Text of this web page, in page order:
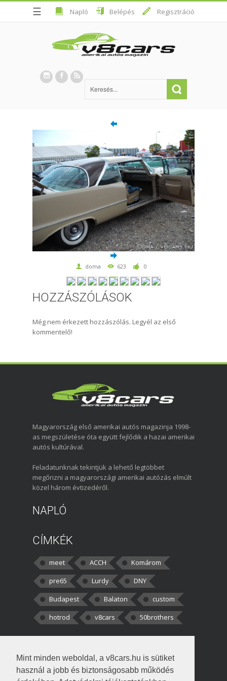
Mint minden weboldal, a v8cars.hu is sütiket
használ a jobb és biztonságosabb működés
☰ Napló Belépés Regisztráció
doma 623 0
HOZZÁSZÓLÁSOK
Még nem érkezett hozzászólás. Legyél az első
kommentelő!
Magyarország első amerikai autós magazinja 1998-
as megszületése óta együtt fejlődik a hazai amerikai
autós kultúrával.
Feladatunknak tekintjük a lehető legtöbbet
megőrizni a magyarországi amerikai autózás elmúlt
közel három évtizedéről.
NAPLÓ
CÍMKÉK
meet ACCH
Komárom
pre65
Lurdy
DNY
Budapest
Balaton
custom
hotrod
v8cars 50brothers
kortisz:Elszúrtam! Én csak két
darabbaal számoltam. Nem tudtam, hogy fél autót,